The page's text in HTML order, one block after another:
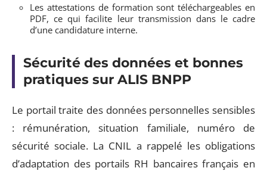
Les attestations de formation sont téléchargeables en
PDF, ce qui facilite leur transmission dans le cadre
d’une candidature interne.
Sécurité des données et bonnes
pratiques sur ALIS BNPP
Le portail traite des données personnelles sensibles
: rémunération, situation familiale, numéro de
sécurité sociale. La CNIL a rappelé les obligations
d’adaptation des portails RH bancaires français en